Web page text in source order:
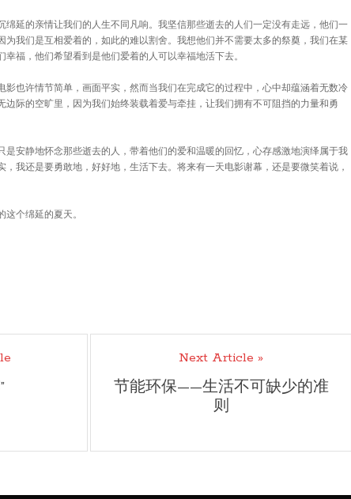
绵延的亲情让我们的人生不同凡响。我坚信那些逝去的人们一定没有走远，他们一
为我们是互相爱着的，如此的难以割舍。我想他们并不需要太多的祭奠，我们在某
福，他们希望看到是他们爱着的人可以幸福地活下去。
影也许情节简单，画面平实，然而当我们在完成它的过程中，心中却蕴涵着无数冷
边际的空旷里，因为我们始终装载着爱与牵挂，让我们拥有不可阻挡的力量和勇
是安静地怀念那些逝去的人，带着他们的爱和温暖的回忆，心存感激地演绎属于我
我还是要勇敢地，好好地，生活下去。将来有一天电影谢幕，还是要微笑着说，
个绵延的夏天。
Next Article »
节能环保——生活不可缺少的准
则